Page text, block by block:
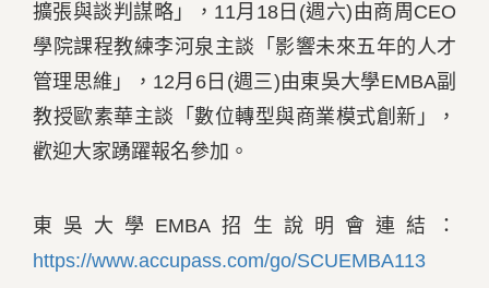
擴張與談判謀略」，11月18日(週六)由商周CEO
學院課程教練李河泉主談「影響未來五年的人才
管理思維」，12月6日(週三)由東吳大學EMBA副
教授歐素華主談「數位轉型與商業模式創新」，
歡迎大家踴躍報名參加。
東吳大學EMBA招生說明會連結：
https://www.accupass.com/go/SCUEMBA113